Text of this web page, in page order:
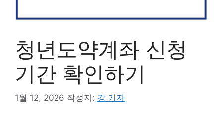
청년도약계좌 신청
기간 확인하기
1월 12, 2026 작성자: 강 기자